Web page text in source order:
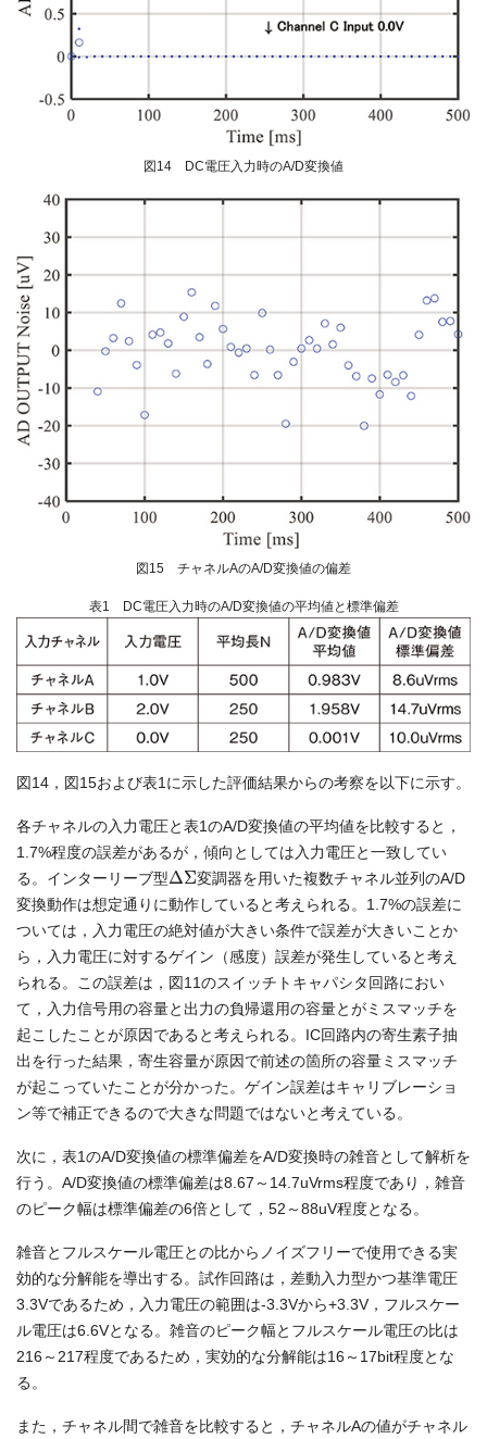
図14 DC電圧入力時のA/D変換値
図15 チャネルAのA/D変換値の偏差
表1 DC電圧入力時のA/D変換値の平均値と標準偏差
図14，図15および表1に示した評価結果からの考察を以下に示す。
各チャネルの入力電圧と表1のA/D変換値の平均値を比較すると，
1.7%程度の誤差があるが，傾向としては入力電圧と一致してい
る。インターリーブ型 Δ Σ変調器を用いた複数チャネル並列のA/D
変換動作は想定通りに動作していると考えられる。1.7%の誤差に
ついては，入力電圧の絶対値が大きい条件で誤差が大きいことか
ら，入力電圧に対するゲイン（感度）誤差が発生していると考え
られる。この誤差は，図11のスイッチトキャパシタ回路におい
て，入力信号用の容量と出力の負帰還用の容量とがミスマッチを
起こしたことが原因であると考えられる。IC回路内の寄生素子抽
出を行った結果，寄生容量が原因で前述の箇所の容量ミスマッチ
が起こっていたことが分かった。ゲイン誤差はキャリブレーショ
ン等で補正できるので大きな問題ではないと考えている。
次に，表1のA/D変換値の標準偏差をA/D変換時の雑音として解析を
行う。A/D変換値の標準偏差は8.67～14.7uVrms程度であり，雑音
のピーク幅は標準偏差の6倍として，52～88uV程度となる。
雑音とフルスケール電圧との比からノイズフリーで使用できる実
効的な分解能を導出する。試作回路は，差動入力型かつ基準電圧
3.3Vであるため，入力電圧の範囲は-3.3Vから+3.3V，フルスケー
ル電圧は6.6Vとなる。雑音のピーク幅とフルスケール電圧の比は
216～217程度であるため，実効的な分解能は16～17bit程度とな
る。
また，チャネル間で雑音を比較すると，チャネルAの値がチャネル